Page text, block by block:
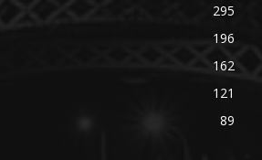
295
196
162
121
89